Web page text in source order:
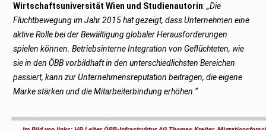
Wirtschaftsuniversität Wien und Studienautorin:„Die
Fluchtbewegung im Jahr 2015 hat gezeigt, dass Unternehmen eine
aktive Rolle bei der Bewältigung globaler Herausforderungen
spielen können. Betriebsinterne Integration von Geflüchteten, wie
sie in den ÖBB vorbildhaft in den unterschiedlichsten Bereichen
passiert, kann zur Unternehmensreputation beitragen, die eigene
Marke stärken und die Mitarbeiterbindung erhöhen.“